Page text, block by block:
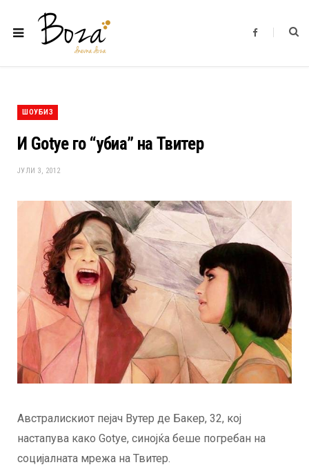
F
b
ШОУБИЗ
И Gotye го “убиа” на Твитер
ЈУЛИ 3, 2012
Австралискиот пејач Вутер де Бакер, 32, кој
настапува како Gotye, синојќа беше погребан на
социјалната мрежа на Твитер.